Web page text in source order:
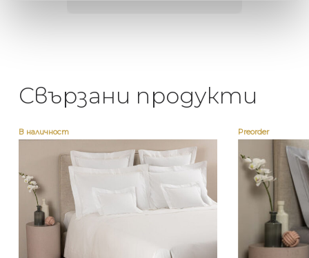
Свързани продукти
В наличност Preorder